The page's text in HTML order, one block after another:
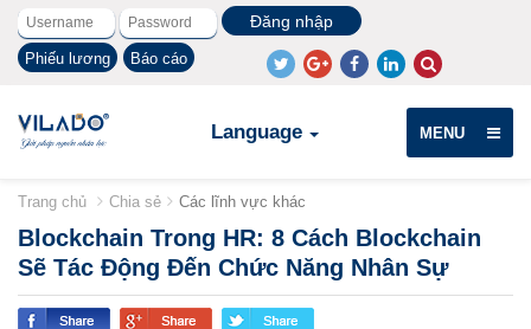
Phiếu lương Báo cáo
Language MENU
Trang chủ Chia sẻ Các lĩnh vực khác
Blockchain Trong HR: 8 Cách Blockchain
Sẽ Tác Động Đến Chức Năng Nhân Sự